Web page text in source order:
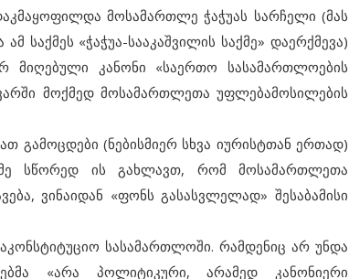
მოსამართლე ჭაჭუას სარჩელი (მას
საქმეს «ჭაჭუა-სააკაშვილის საქმე» დაერქმევა)
მიღებული კანონი «საერთო სასამართლოების
მოქმედ მოსამართლეთა უფლებამოსილების
გამოცდები (ნებისმიერ სხვა იურისტთან ერთად)
სწორედ ის გახლავთ, რომ მოსამართლეთა
ვინაიდან «ფონს გასასვლელად» შესაბამისი
სასამართლოში. რამდენიც არ უნდა
«არა პოლიტიკური, არამედ კანონიერი